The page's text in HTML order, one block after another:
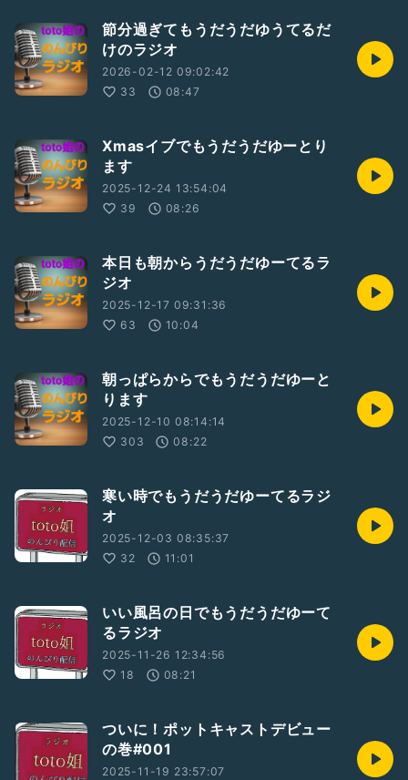
節分過ぎてもうだうだゆうてるだ
けのラジオ
2026-02-12 09:02:42
33
08:47
Xmasイブでもうだうだゆーとり
ます
2025-12-24 13:54:04
39
08:26
本日も朝からうだうだゆーてるラ
ジオ
2025-12-17 09:31:36
63
10:04
朝っぱらからでもうだうだゆーと
ります
2025-12-10 08:14:14
303
08:22
寒い時でもうだうだゆーてるラジ
オ
2025-12-03 08:35:37
32
11:01
いい風呂の日でもうだうだゆーて
るラジオ
2025-11-26 12:34:56
18
08:21
ついに！ポットキャストデビュー
の巻#001
2025-11-19 23:57:07